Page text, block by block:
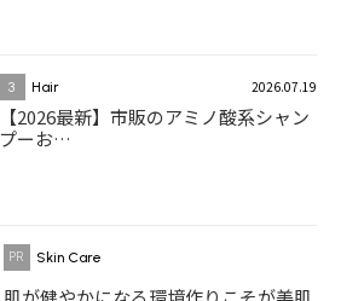
3 Hair 2026.07.19
【2026最新】市販のアミノ酸系シャン
プーお…
Skin Care